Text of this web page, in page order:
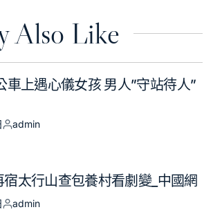
Also Like
車上遇心儀女孩 男人”守站待人”
Posted
admin
太行山查包養村看劇變_中國網
Posted
admin